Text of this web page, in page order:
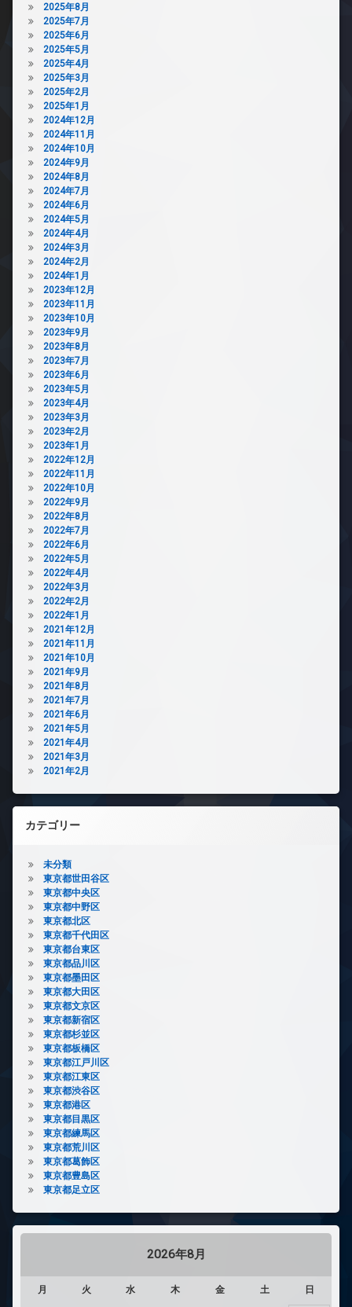
2025年8月
2025年7月
2025年6月
2025年5月
2025年4月
2025年3月
2025年2月
2025年1月
2024年12月
2024年11月
2024年10月
2024年9月
2024年8月
2024年7月
2024年6月
2024年5月
2024年4月
2024年3月
2024年2月
2024年1月
2023年12月
2023年11月
2023年10月
2023年9月
2023年8月
2023年7月
2023年6月
2023年5月
2023年4月
2023年3月
2023年2月
2023年1月
2022年12月
2022年11月
2022年10月
2022年9月
2022年8月
2022年7月
2022年6月
2022年5月
2022年4月
2022年3月
2022年2月
2022年1月
2021年12月
2021年11月
2021年10月
2021年9月
2021年8月
2021年7月
2021年6月
2021年5月
2021年4月
2021年3月
2021年2月
カテゴリー
未分類
東京都世田谷区
東京都中央区
東京都中野区
東京都北区
東京都千代田区
東京都台東区
東京都品川区
東京都墨田区
東京都大田区
東京都文京区
東京都新宿区
東京都杉並区
東京都板橋区
東京都江戸川区
東京都江東区
東京都渋谷区
東京都港区
東京都目黒区
東京都練馬区
東京都荒川区
東京都葛飾区
東京都豊島区
東京都足立区
2026年8月
月 火 水 木 金 土 日